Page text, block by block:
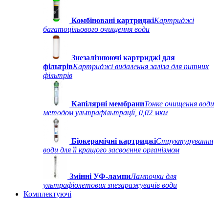
Комбіновані картриджіКартриджі
багатоцільового очищення води
Знезалізнюючі картриджі для
фільтрівКартриджі видалення заліза для питних
фільтрів
Капілярні мембраниТонке очищення води
методом ультрафільтрації, 0,02 мкм
Біокерамічні картриджіСтруктурування
води для її кращого засвоєння організмом
Змінні УФ-лампиЛампочки для
ультрафіолетових знезаражувачів води
Комплектуючі